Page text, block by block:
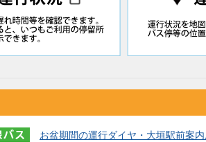
お盆期間の運行ダイヤ・大垣駅前案